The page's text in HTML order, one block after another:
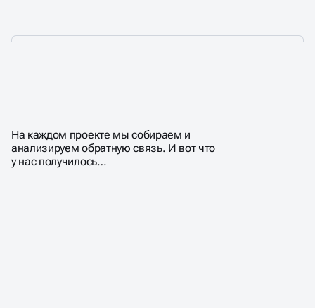
ВЫБИРАЮТ НАС?
На каждом проекте мы собираем и
анализируем обратную связь. И вот что
у нас получилось…